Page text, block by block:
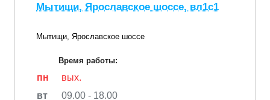
Мытищи, Ярославское шоссе, вл1с1
Мытищи, Ярославское шоссе
Время работы:
пн
вых.
вт
09.00 - 18.00